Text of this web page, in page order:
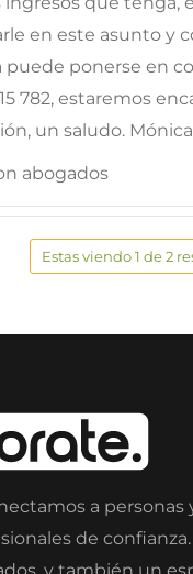
en este asunto y
puede ponerse en
782, estaremos
un saludo.
abogados
Estas viendo 1 de 2
a personas
de